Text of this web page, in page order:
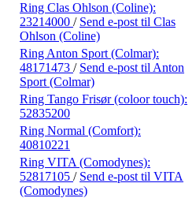
Ring Clas Ohlson (Coline):
23214000 / Send e-post til Clas
Ohlson (Coline)
Ring Anton Sport (Colmar):
48171473 / Send e-post til Anton
Sport (Colmar)
Ring Tango Frisør (coloor touch):
52835200
Ring Normal (Comfort):
40810221
Ring VITA (Comodynes):
52817105 / Send e-post til VITA
(Comodynes)